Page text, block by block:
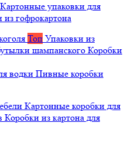
Картонные упаковки для
из гофрокартона
Топ Упаковки из
шампанского Коробки
водки Пивные коробки
Картонные коробки для
Коробки из картона для